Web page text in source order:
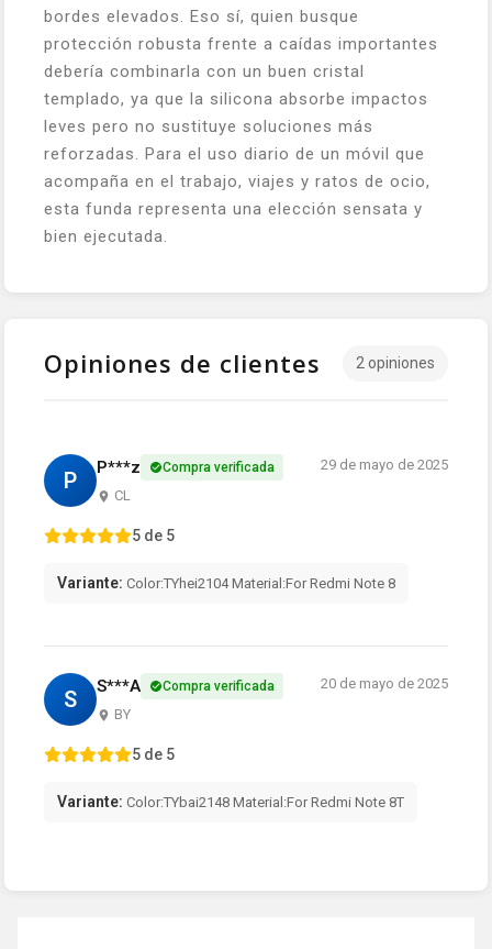
bordes elevados. Eso sí, quien busque
protección robusta frente a caídas importantes
debería combinarla con un buen cristal
templado, ya que la silicona absorbe impactos
leves pero no sustituye soluciones más
reforzadas. Para el uso diario de un móvil que
acompaña en el trabajo, viajes y ratos de ocio,
esta funda representa una elección sensata y
bien ejecutada.
Opiniones de clientes 2 opiniones
P P***z Compra verificada
CL
29 de mayo de 2025
5 de 5
Variante: Color:TYhei2104 Material:For Redmi Note 8
S S***A Compra verificada
BY
20 de mayo de 2025
5 de 5
Variante: Color:TYbai2148 Material:For Redmi Note 8T